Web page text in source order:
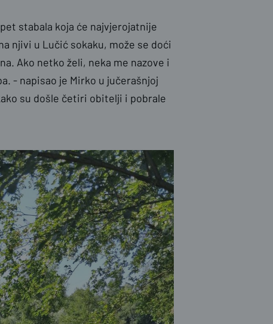
stabala koja će najvjerojatnije
njivi u Lučić sokaku, može se doći
Ako netko želi, neka me nazove i
- napisao je Mirko u jučerašnjoj
su došle četiri obitelji i pobrale